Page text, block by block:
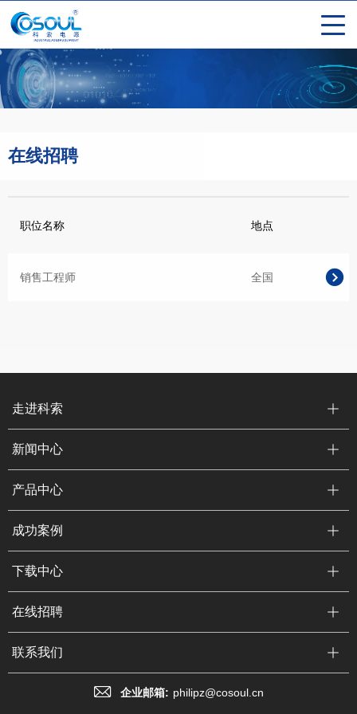
在线招聘
职位名称 地点
销售工程师 全国
走进科索
新闻中心
产品中心
成功案例
下载中心
在线招聘
联系我们
企业邮箱: philipz@cosoul.cn